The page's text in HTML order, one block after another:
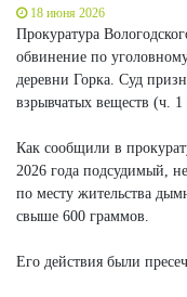
18 июня 2026
Прокуратура
обвинение по
деревни Горка. Суд
взрывчатых веществ (ч.
Как сообщили в
2026 года подсудимый,
по месту жительства
свыше 600 граммов.
Его действия были